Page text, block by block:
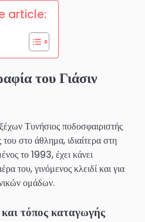
article:
του Γιάσιν
Τυνήσιος ποδοσφαιριστής
στο άθλημα, ιδιαίτερα στη
το 1993, έχει κάνει
του, γινόμενος κλειδί και για
ομάδων.
τόπος καταγωγής